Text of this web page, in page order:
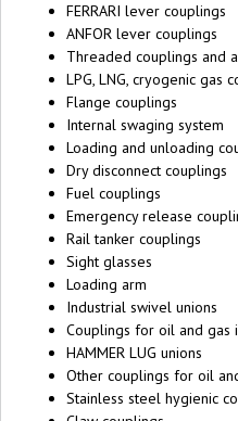
FERRARI lever couplings
ANFOR lever couplings
Threaded couplings and
LPG, LNG, cryogenic gas
Flange couplings
Internal swaging system
Loading and unloading
Dry disconnect couplings
Fuel couplings
Emergency release
Rail tanker couplings
Sight glasses
Loading arm
Industrial swivel unions
Couplings for oil and gas
HAMMER LUG unions
Other couplings for oil
Stainless steel hygienic